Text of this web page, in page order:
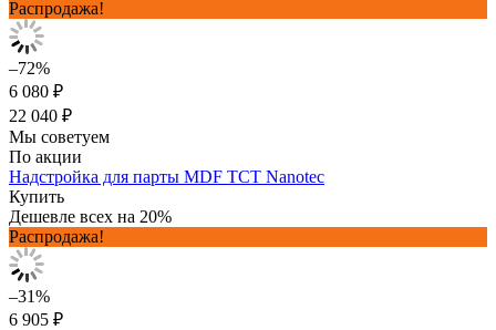
Распродажа!
–72%
6 080 ₽
22 040 ₽
Мы советуем
По акции
Надстройка для парты MDF TCT Nanotec
Купить
Дешевле всех на 20%
Распродажа!
–31%
6 905 ₽